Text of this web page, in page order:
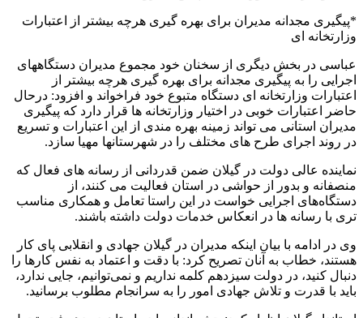
*پیگیری مجدانه مدیران برای بهره گیری هرچه بیشتر از اعتبارات
وزارتخانه ای
عباسی در بخش دیگری از سخنان خود مجموع مدیران دستگاههای
اجرایی را به پیگیری مجدانه برای بهره گیری هرچه بیشتر از
اعتبارات وزارتخانه ای دستگاه متبوع خود فراخواند و افزود: درحال
حاضر اعتبارات خوبی در اختیار وزارتخانه ها قرار دارد که پیگیری
مدیران استانی می تواند زمینه بهره مندی از این اعتبارات و تسریع
در روند اجرای طرح های مختلف را در شهرستانها مهیا سازد.
نماینده عالی دولت در گیلان ضمن قدردانی از رسانه های‌ فعال که
منصفانه و بدور از حواشی در استان فعالیت می کنند، از
دستگاه‌های اجرایی خواست در این راستا تعامل و همکاری مناسب
تری با رسانه ها در انعکاس خدمات دولت داشته باشند.
وی در ادامه با بیان اینکه مدیران در گیلان جهادی و انقلابی پای کار
هستند، خطاب به آنان تصریح کرد: با دقت و اعتماد به نفس کارها را
دنبال کنید، در دولت سیزدهم کلمه نداریم و نمی‌توانیم، جایی ندارد،
باید با قدرت و تلاش جهادی امور را به سرانجام مطلوب برسانید.